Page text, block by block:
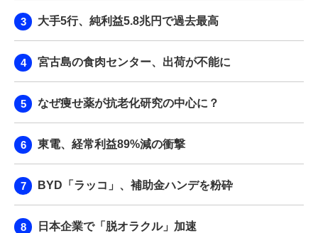
大手5行、純利益5.8兆円で過去最高
宮古島の食肉センター、出荷が不能に
なぜ痩せ薬が抗老化研究の中心に？
東電、経常利益89%減の衝撃
BYD「ラッコ」、補助金ハンデを粉砕
日本企業で「脱オラクル」加速